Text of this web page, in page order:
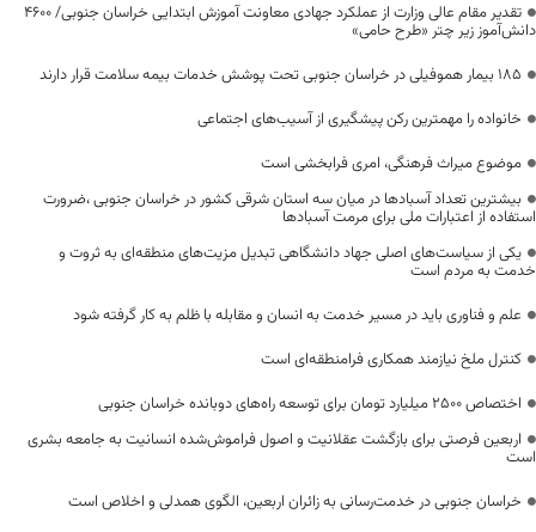
تقدیر مقام عالی وزارت از عملکرد جهادی معاونت آموزش ابتدایی خراسان جنوبی/ ۴۶۰۰
دانش‌آموز زیر چتر «طرح حامی»
۱۸۵ بیمار هموفیلی در خراسان جنوبی تحت پوشش خدمات بیمه سلامت قرار دارند
خانواده را مهمترین رکن پیشگیری از آسیب‌های اجتماعی
موضوع میراث فرهنگی، امری فرابخشی است
بیشترین تعداد آسبادها در میان سه استان شرقی کشور در خراسان جنوبی ،ضرورت
استفاده از اعتبارات ملی برای مرمت آسبادها
یکی از سیاست‌های اصلی جهاد دانشگاهی تبدیل مزیت‌های منطقه‌ای به ثروت و
خدمت به مردم است
علم و فناوری باید در مسیر خدمت به انسان و مقابله با ظلم به کار گرفته شود
کنترل ملخ نیازمند همکاری فرامنطقه‌ای است
اختصاص 2500 میلیارد تومان برای توسعه راه‌های دوبانده خراسان جنوبی
اربعین فرصتی برای بازگشت عقلانیت و اصول فراموش‌شده انسانیت به جامعه بشری
است
خراسان جنوبی در خدمت‌رسانی به زائران اربعین، الگوی همدلی و اخلاص است